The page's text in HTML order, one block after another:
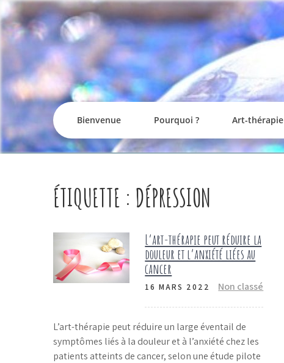
to
content
Bienvenue Pourquoi ? Art-thérapie
ÉTIQUETTE : DÉPRESSION
L’art-thérapie peut réduire la
douleur et l’anxiété liées au
cancer
16 MARS 2022 Non classé
L’art-thérapie peut réduire un large éventail de
symptômes liés à la douleur et à l’anxiété chez les
patients atteints de cancer, selon une étude pilote